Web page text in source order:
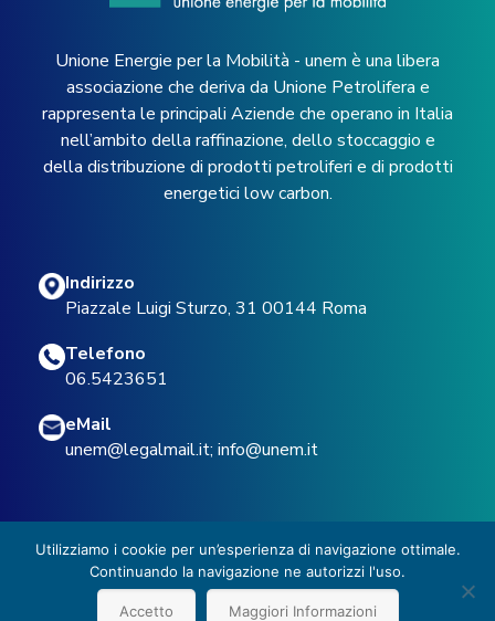
Unione Energie per la Mobilità - unem è una libera
associazione che deriva da Unione Petrolifera e
rappresenta le principali Aziende che operano in Italia
nell’ambito della raffinazione, dello stoccaggio e
della distribuzione di prodotti petroliferi e di prodotti
energetici low carbon.
Indirizzo
Piazzale Luigi Sturzo, 31 00144 Roma
Telefono
06.5423651
eMail
unem@legalmail.it; info@unem.it
© 2022 UNEM -Privacy Policy
Utilizziamo i cookie per un’esperienza di navigazione ottimale.
Continuando la navigazione ne autorizzi l'uso.
Accetto Maggiori Informazioni